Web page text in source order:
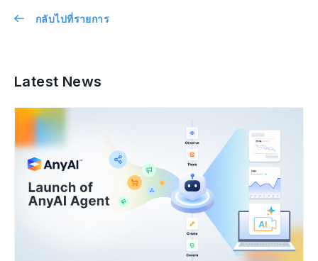
กลับไปที่รายการ
Latest News